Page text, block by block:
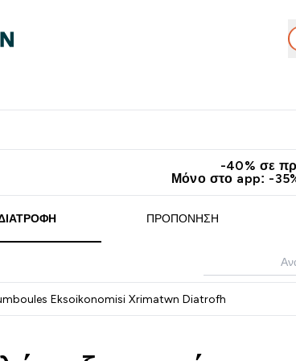
-40% σε
Μόνο στο app: -
ΠΡΟΠΌΝΗΣΗ
Eksoikonomisi Xrimatwn Diatrofh